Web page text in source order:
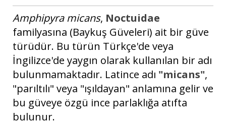
Amphipyra micans, Noctuidae
familyasına (Baykuş Güveleri) ait bir güve
türüdür. Bu türün Türkçe'de veya
İngilizce'de yaygın olarak kullanılan bir adı
bulunmamaktadır. Latince adı "micans",
"parıltılı" veya "ışıldayan" anlamına gelir ve
bu güveye özgü ince parlaklığa atıfta
bulunur.